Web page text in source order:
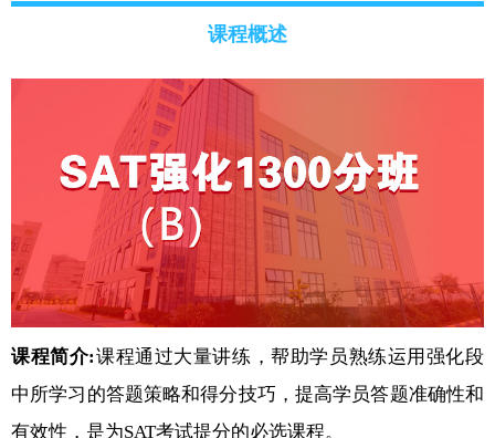
课程概述
课程简介:课程通过大量讲练，帮助学员熟练运用强化段
中所学习的答题策略和得分技巧，提高学员答题准确性和
有效性，是为SAT考试提分的必选课程。